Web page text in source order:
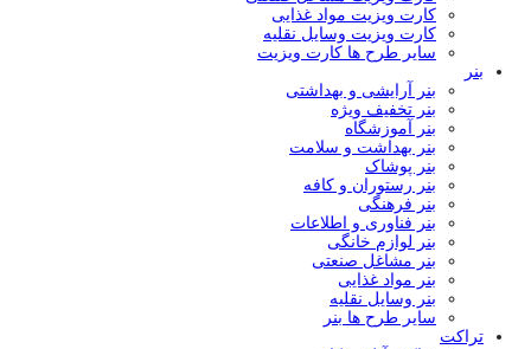
کارت ویزیت مواد غذایی
کارت ویزیت وسایل نقلیه
سایر طرح ها کارت ویزیت
بنر
بنر آرایشی و بهداشتی
بنر تخفیف ویژه
بنر آموزشگاه
بنر بهداشت و سلامت
بنر پوشاک
بنر رستوران و کافه
بنر فرهنگی
بنر فناوری و اطلاعات
بنر لوازم خانگی
بنر مشاغل صنعتی
بنر مواد غذایی
بنر وسایل نقلیه
سایر طرح ها بنر
تراکت